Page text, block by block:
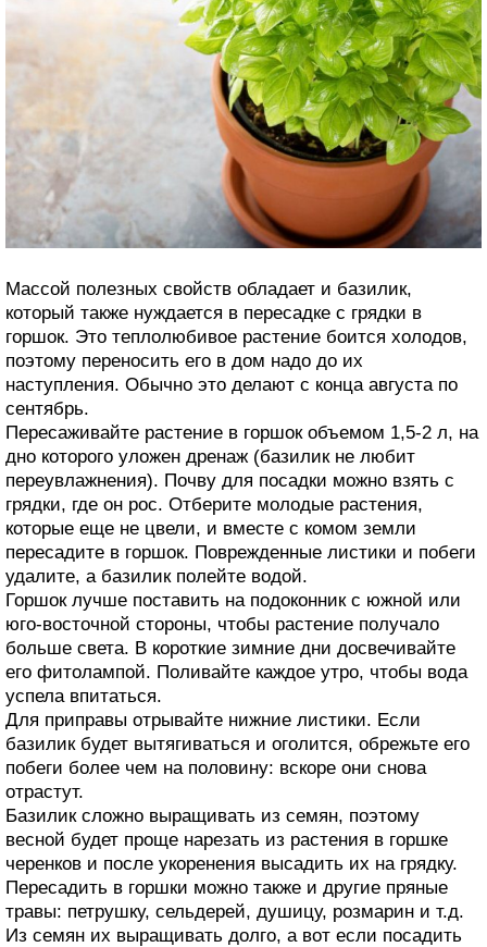
Массой полезных свойств обладает и базилик,
который также нуждается в пересадке с грядки в
горшок. Это теплолюбивое растение боится холодов,
поэтому переносить его в дом надо до их
наступления. Обычно это делают с конца августа по
сентябрь.
Пересаживайте растение в горшок объемом 1,5-2 л, на
дно которого уложен дренаж (базилик не любит
переувлажнения). Почву для посадки можно взять с
грядки, где он рос. Отберите молодые растения,
которые еще не цвели, и вместе с комом земли
пересадите в горшок. Поврежденные листики и побеги
удалите, а базилик полейте водой.
Горшок лучше поставить на подоконник с южной или
юго-восточной стороны, чтобы растение получало
больше света. В короткие зимние дни досвечивайте
его фитолампой. Поливайте каждое утро, чтобы вода
успела впитаться.
Для приправы отрывайте нижние листики. Если
базилик будет вытягиваться и оголится, обрежьте его
побеги более чем на половину: вскоре они снова
отрастут.
Базилик сложно выращивать из семян, поэтому
весной будет проще нарезать из растения в горшке
черенков и после укоренения высадить их на грядку.
Пересадить в горшки можно также и другие пряные
травы: петрушку, сельдерей, душицу, розмарин и т.д.
Из семян их выращивать долго, а вот если посадить